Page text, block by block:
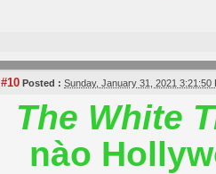
#10 Posted : Sunday, January 31, 2021 3:21:50
The White
nào